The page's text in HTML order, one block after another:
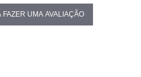
UMA AVALIAÇÃO